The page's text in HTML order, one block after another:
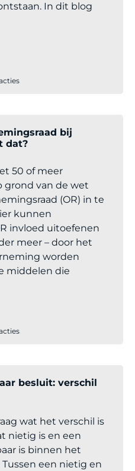
In dit blog
bij
dat?
50 of meer
grond van de wet
(OR) in te
kunnen
invloed uitoefenen
meer – door het
worden
middelen die
besluit: verschil
wat het verschil is
nietig is en een
is binnen het
een nietig en